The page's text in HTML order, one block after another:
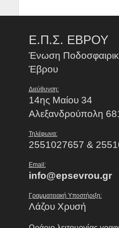
Ε.Π.Σ. ΕΒΡΟΥ
Ένωση
Έβρου
Διεύθυνση:
14ης Μαίου 34
Αλεξανδρούπολη
Τηλέφωνα:
2551027657 &
Email:
info@epsevrou.gr
Γραμματειακή Υποστήριξη:
Λάζου Χρυσή